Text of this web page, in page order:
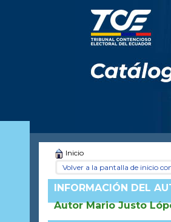
Inicio
Volver a la pantalla de inicio
INFORMACIÓN DEL
Autor Mario Justo